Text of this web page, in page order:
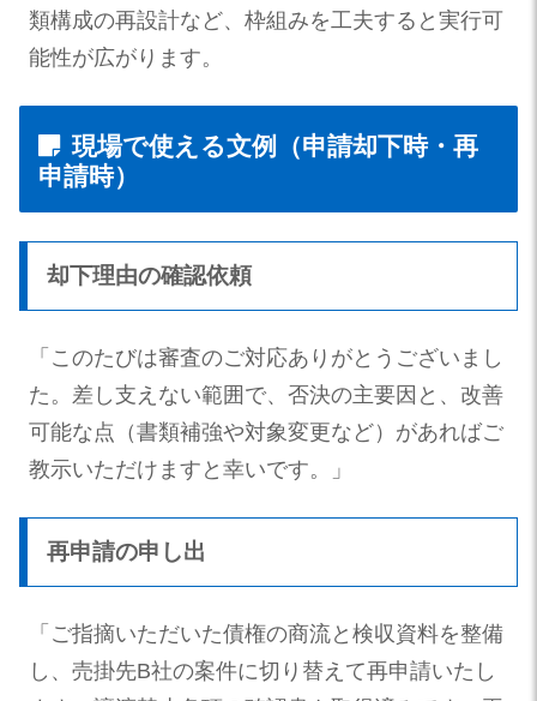
類構成の再設計など、枠組みを工夫すると実行可
能性が広がります。
現場で使える文例（申請却下時・再
申請時）
却下理由の確認依頼
「このたびは審査のご対応ありがとうございまし
た。差し支えない範囲で、否決の主要因と、改善
可能な点（書類補強や対象変更など）があればご
教示いただけますと幸いです。」
再申請の申し出
「ご指摘いただいた債権の商流と検収資料を整備
し、売掛先B社の案件に切り替えて再申請いたし